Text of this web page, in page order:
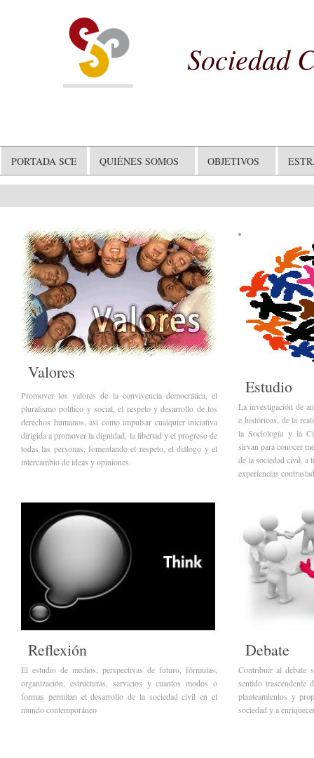
Sociedad
PORTADA SCE QUIÉNES SOMOS OBJETIVOS
Valores
Promover los valores de la convivencia democrática, el
pluralismo político y social, el respeto y desarrollo de los
derechos humanos, así como impulsar cualquier iniciativa
dirigida a promover la dignidad, la libertad y el progreso de
todas las personas, fomentando el respeto, el diálogo y el
intercambio de ideas y opiniones.
Estudio
La investigación de
e históricos, de la
la Sociología y la
sirvan para conocer
de la sociedad civil, a
experiencias
Reflexión
El estudio de medios, perspectivas de futuro, fórmulas,
organización, estructuras, servicios y cuantos modos o
formas permitan el desarrollo de la sociedad civil en el
mundo contemporáneo
Debate
Contribuir al debate
sentido trascendente
planteamientos y
sociedad y a